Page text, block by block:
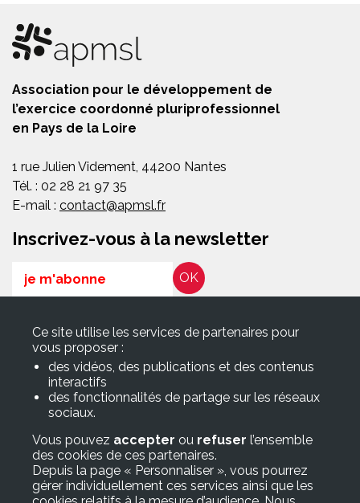
Association pour le développement de
l’exercice coordonné pluriprofessionnel
en Pays de la Loire
1 rue Julien Videment, 44200 Nantes
Tél. : 02 28 21 97 35
E-mail : contact@apmsl.fr
Inscrivez-vous à la newsletter
Email
En soumettant ce formulaire, j’accepte que les informations
saisies soient exploitées pour les finalités décrites dans la page
Politique de confidentialité
Accès rapide
> Adhérer à l’APMSL
Ce site utilise les services de partenaires pour
vous proposer :
des vidéos, des publications et des contenus
interactifs
des fonctionnalités de partage sur les réseaux
sociaux.
Vous pouvez accepter ou refuser l’ensemble
des cookies de ces partenaires.
Depuis la page « Personnaliser », vous pourrez
gérer individuellement ces services ainsi que les